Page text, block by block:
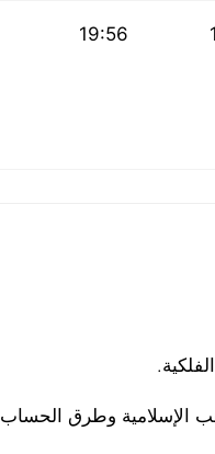
19:56
الإسلامية وطرق الحساب